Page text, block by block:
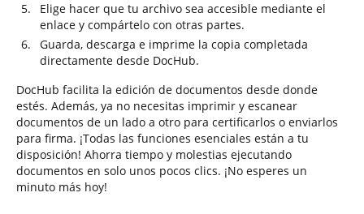
Elige hacer que tu archivo sea accesible mediante el
enlace y compártelo con otras partes.
Guarda, descarga e imprime la copia completada
directamente desde DocHub.
DocHub facilita la edición de documentos desde donde
estés. Además, ya no necesitas imprimir y escanear
documentos de un lado a otro para certificarlos o enviarlos
para firma. ¡Todas las funciones esenciales están a tu
disposición! Ahorra tiempo y molestias ejecutando
documentos en solo unos pocos clics. ¡No esperes un
minuto más hoy!